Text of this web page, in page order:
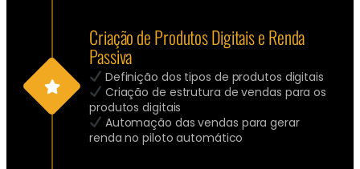
Criação de Produtos Digitais e Renda
Passiva
Definição dos tipos de produtos digitais
Criação de estrutura de vendas para os
produtos digitais
Automação das vendas para gerar
renda no piloto automático